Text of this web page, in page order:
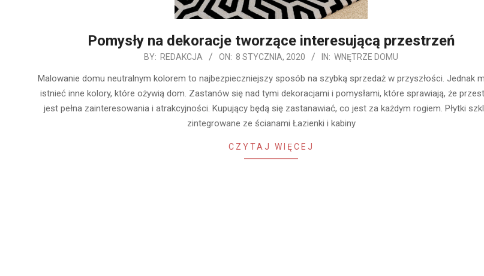
Pomysły na dekoracje tworzące interesującą przestrzeń
BY: REDAKCJA ON: 8 STYCZNIA, 2020 IN: WNĘTRZE DOMU
Malowanie domu neutralnym kolorem to najbezpieczniejszy sposób na szybką sprzedaż w przyszłości. Jednak
istnieć inne kolory, które ożywią dom. Zastanów się nad tymi dekoracjami i pomysłami, które sprawiają, że
jest pełna zainteresowania i atrakcyjności. Kupujący będą się zastanawiać, co jest za każdym rogiem. Płytki
zintegrowane ze ścianami Łazienki i kabiny
CZYTAJ WIĘCEJ